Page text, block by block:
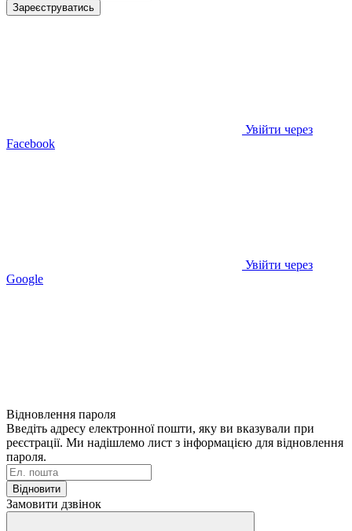
Зареєструватись
Увійти через
Facebook
Увійти через
Google
Відновлення пароля
Введіть адресу електронної пошти, яку ви вказували при
реєстрації. Ми надішлемо лист з інформацією для відновлення
пароля.
Відновити
Замовити дзвінок